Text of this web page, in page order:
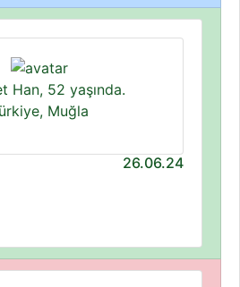
Han, 52 yaşında.
Muğla
26.06.24